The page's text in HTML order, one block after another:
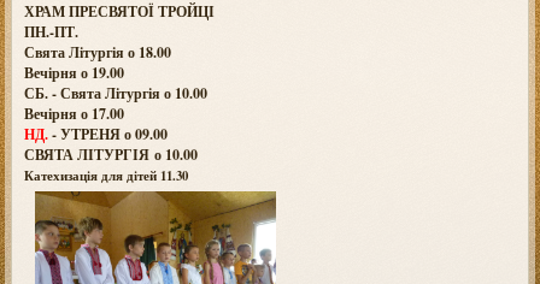
ХРАМ ПРЕСВЯТОЇ ТРОЙЦІ
ПН.-ПТ.
Свята Літургія о 18.00
Вечірня о 19.00
СБ. - Свята Літургія о 10.00
Вечірня о 17.00
НД.- УТРЕНЯ о 09.00
СВЯТА ЛІТУРГІЯ о 10.00
Катехизація для дітей 11.30